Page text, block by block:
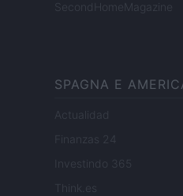
SecondHomeMagazine
SPAGNA E
Actualidad
Finanzas 24
Investindo 365
Think.es